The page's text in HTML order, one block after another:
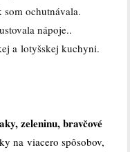
ochutnávala.
nápoje..
a lotyšskej kuchyni.
zeleninu, bravčové
na viacero spôsobov,